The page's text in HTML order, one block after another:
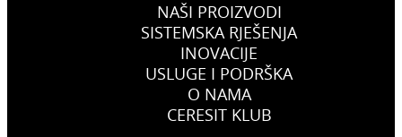
NAŠI PROIZVODI
SISTEMSKA RJEŠENJA
INOVACIJE
USLUGE I PODRŠKA
O NAMA
CERESIT KLUB